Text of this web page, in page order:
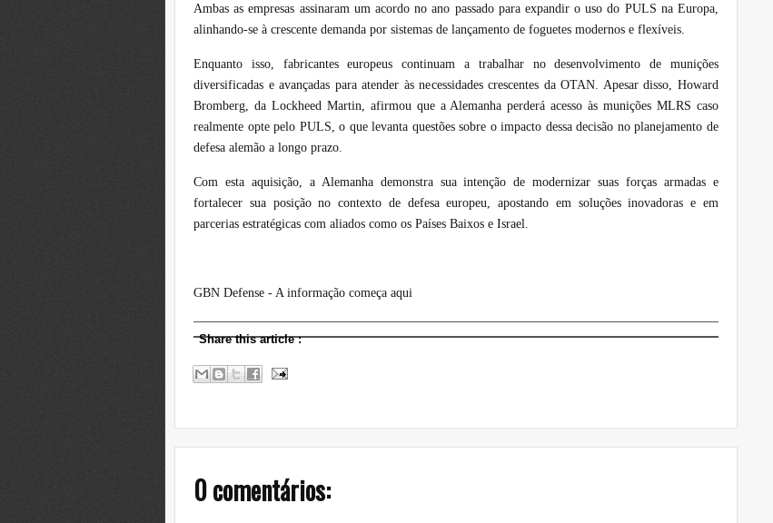
Ambas as empresas assinaram um acordo no ano passado para expandir o uso do PULS na Europa,
alinhando-se à crescente demanda por sistemas de lançamento de foguetes modernos e flexíveis.
Enquanto isso, fabricantes europeus continuam a trabalhar no desenvolvimento de munições
diversificadas e avançadas para atender às necessidades crescentes da OTAN. Apesar disso, Howard
Bromberg, da Lockheed Martin, afirmou que a Alemanha perderá acesso às munições MLRS caso
realmente opte pelo PULS, o que levanta questões sobre o impacto dessa decisão no planejamento de
defesa alemão a longo prazo.
Com esta aquisição, a Alemanha demonstra sua intenção de modernizar suas forças armadas e
fortalecer sua posição no contexto de defesa europeu, apostando em soluções inovadoras e em
parcerias estratégicas com aliados como os Países Baixos e Israel.
GBN Defense - A informação começa aqui
Share this article:
0 comentários: